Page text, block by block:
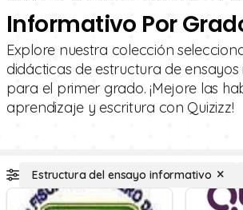
Informativo Por
Explore nuestra colección
didácticas de estructura de
para el primer grado. ¡Mejore las
aprendizaje y escritura con Quizizz!
Estructura del ensayo informativo